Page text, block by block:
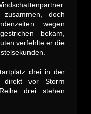
doch
wegen
bekam,
verfehlte er die
drei in der
direkt vor Storm
drei stehen